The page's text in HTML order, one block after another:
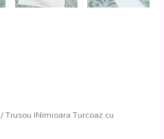
/ Trusou INimioara Turcoaz cu